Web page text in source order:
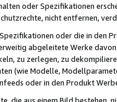
oder Spezifikationen
nicht entfernen,
oder die in
abgeleitete Werke
zu zerlegen, zu
(wie Modelle,
oder in den Produkt
die aus einem Bild bestehen,